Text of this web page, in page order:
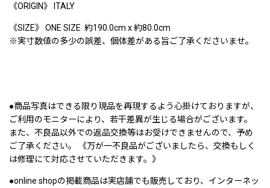
《ORIGIN》 ITALY
《SIZE》 ONE SIZE 約190.0cm x 約80.0cm
※実寸数値の多少の誤差、個体差がある旨ご了承くださいませ。
●商品写真はできる限り現品を再現するよう心掛けておりますが、
ご利用のモニターにより、若干差異が生じる場合がございます。
また、不良品以外での返品交換等はお受けできませんので、予め
ご了承ください。 《万が一不良品がございましたら、交換もしく
は修理にて対応させていただきます。》
●online shopの掲載商品は実店舗でも販売しており、インターネッ